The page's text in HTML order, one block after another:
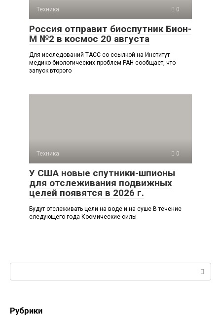
Техника 0
Россия отправит биоспутник Бион-
М №2 в космос 20 августа
Для исследований ТАСС со ссылкой на Институт
медико-биологических проблем РАН сообщает, что
запуск второго
Техника 0
У США новые спутники-шпионы
для отслеживания подвижных
целей появятся в 2026 г.
Будут отслеживать цели на воде и на суше В течение
следующего года Космические силы
Рубрики